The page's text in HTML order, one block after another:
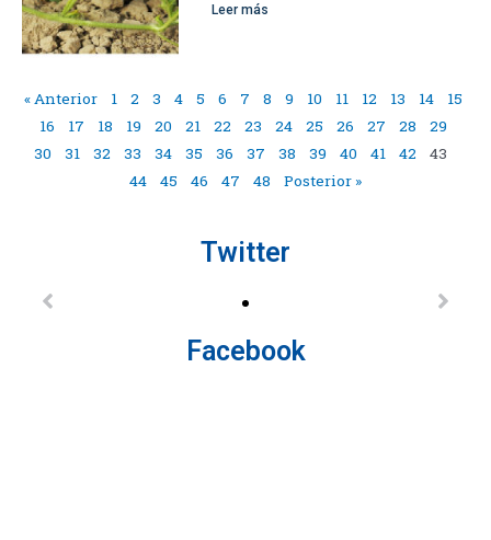
Leer más
« Anterior 1 2 3 4 5 6 7 8 9 10 11 12 13 14
15
16
17 18 19 20 21 22 23 24 25 26 27 28
29
30
31 32 33 34 35 36 37 38 39 40 41 42
43
44
45 46 47 48 Posterior »
Twitter
Facebook